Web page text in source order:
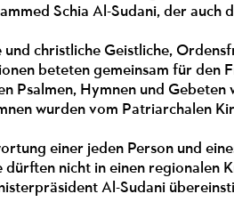
Schia Al-Sudani, der auch
und christliche Geistliche,
beteten gemeinsam für den
Psalmen, Hymnen und
wurden vom Patriarchalen
einer jeden Person und
dürften nicht in einen regionalen
Al-Sudani